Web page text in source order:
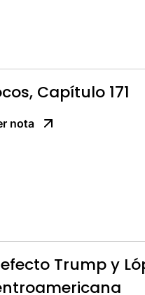
Capítulo 171
nota
efecto Trump y